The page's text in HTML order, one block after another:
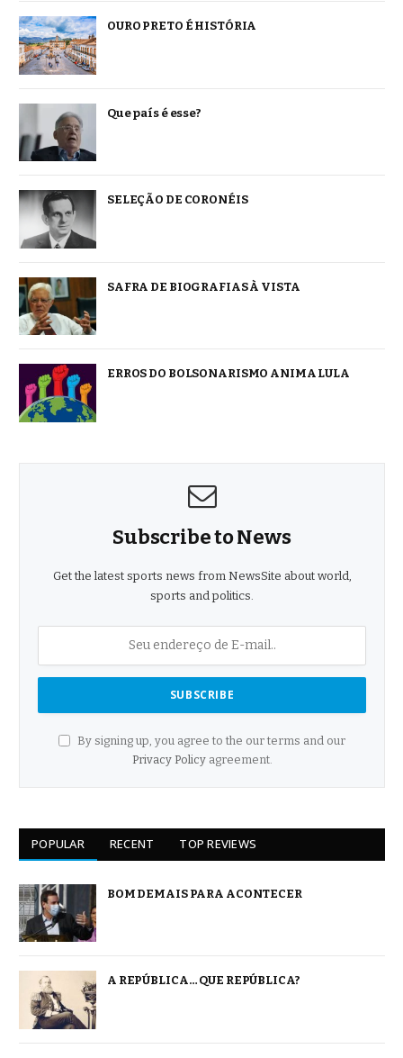
OURO PRETO É HISTÓRIA
Que país é esse?
SELEÇÃO DE CORONÉIS
SAFRA DE BIOGRAFIAS À VISTA
ERROS DO BOLSONARISMO ANIMA LULA
Subscribe to News
Get the latest sports news from NewsSite about world,
sports and politics.
By signing up, you agree to the our terms and our
Privacy Policyagreement.
POPULAR RECENT TOP REVIEWS
BOM DEMAIS PARA ACONTECER
A REPÚBLICA… QUE REPÚBLICA?